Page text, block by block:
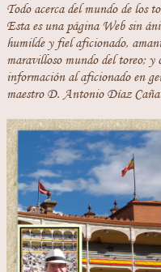
Todo acerca del mundo de los
Esta es una página Web sin
humilde y fiel aficionado,
maravilloso mundo del toreo; y
información al aficionado en
maestro D. Antonio Díaz